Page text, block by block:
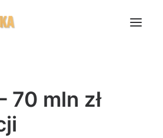
70 mln zł